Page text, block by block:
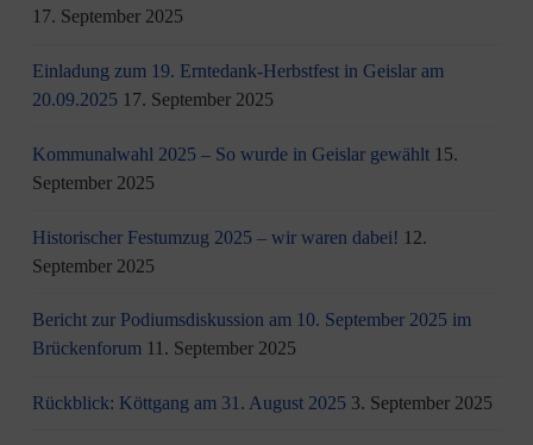
17. September 2025
Einladung zum 19. Erntedank-Herbstfest in Geislar am
20.09.2025 17. September 2025
Kommunalwahl 2025 – So wurde in Geislar gewählt 15.
September 2025
Historischer Festumzug 2025 – wir waren dabei! 12.
September 2025
Bericht zur Podiumsdiskussion am 10. September 2025 im
Brückenforum 11. September 2025
Rückblick: Köttgang am 31. August 2025 3. September 2025